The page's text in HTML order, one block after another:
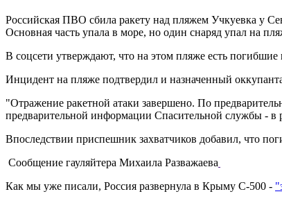
Российская ПВО сбила ракету над пляжем Учкуевка у
Основная часть упала в море, но один снаряд упал на
В соцсети утверждают, что на этом пляже есть
Инцидент на пляже подтвердил и назначенный
"Отражение ракетной атаки завершено. По
предварительной информации Спасительной службы - в
Впоследствии приспешник захватчиков добавил, что
Сообщение гауляйтера Михаила Разважаева
Как мы уже писали, Россия развернула в Крыму С-500 -